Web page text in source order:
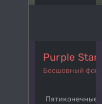
Purple
Бесшовный фон
Пятиконечные